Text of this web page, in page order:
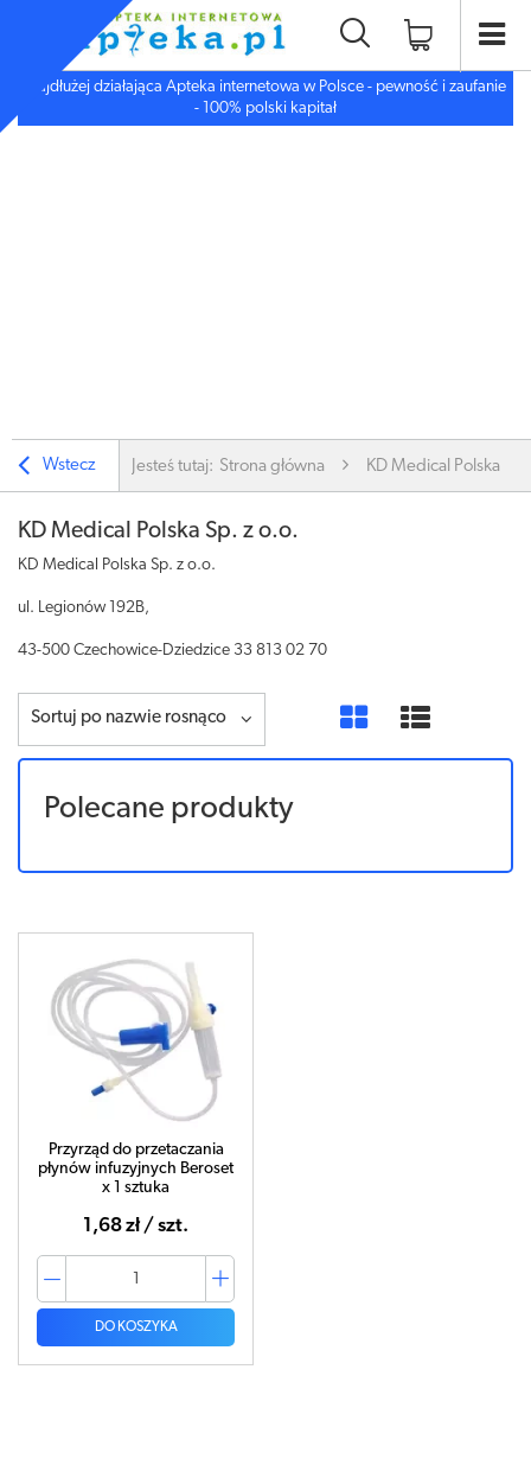
Najdłużej działająca Apteka internetowa w Polsce - pewność i zaufanie
- 100% polski kapitał
Wstecz Jesteś tutaj: Strona główna KD Medical Polska
KD Medical Polska Sp. z o.o.
KD Medical Polska Sp. z o.o.
ul. Legionów 192B,
43-500 Czechowice-Dziedzice 33 813 02 70
Sortuj po nazwie rosnąco
Polecane produkty
Przyrząd do przetaczania
płynów infuzyjnych Beroset
x 1 sztuka
1,68 zł / szt.
DO KOSZYKA